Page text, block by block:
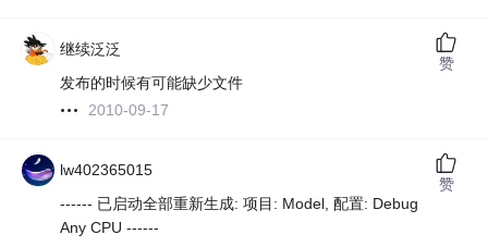
继续泛泛
发布的时候有可能缺少文件
2010-09-17
赞
lw402365015
------ 已启动全部重新生成: 项目: Model, 配置: Debug
Any CPU ------
赞